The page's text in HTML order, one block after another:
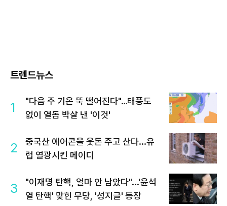
트렌드뉴스
1
"다음 주 기온 뚝 떨어진다"…태풍도
없이 열돔 박살 낸 '이것'
2
중국산 에어콘을 웃돈 주고 산다...유
럽 열광시킨 메이디
3
"이재명 탄핵, 얼마 안 남았다"...'윤석
열 탄핵' 맞힌 무당, '성지글' 등장